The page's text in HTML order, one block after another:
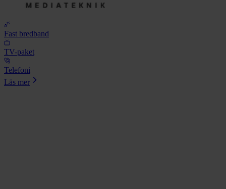
Fast bredband
TV-paket
Telefoni
Läs mer